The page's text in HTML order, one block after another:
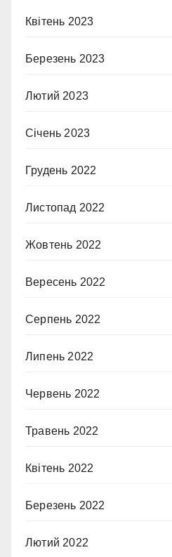
Квітень 2023
Березень 2023
Лютий 2023
Січень 2023
Грудень 2022
Листопад 2022
Жовтень 2022
Вересень 2022
Серпень 2022
Липень 2022
Червень 2022
Травень 2022
Квітень 2022
Березень 2022
Лютий 2022